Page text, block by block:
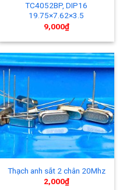
TC4052BP, DIP16
19.75×7.62×3.5
9,000₫
Thạch anh sắt 2 chân 20Mhz
2,000₫